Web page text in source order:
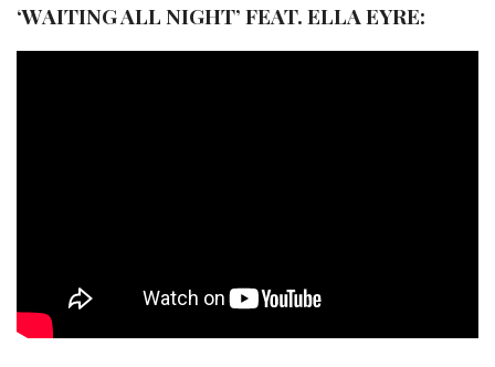
‘WAITING ALL NIGHT’ FEAT. ELLA EYRE: